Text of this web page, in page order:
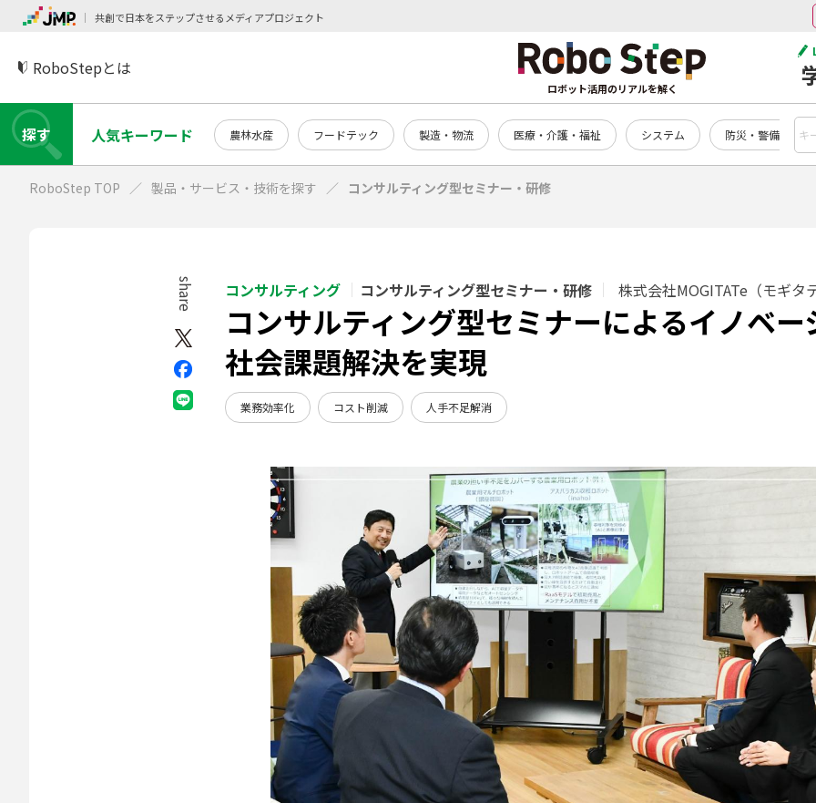
共創で日本をステップさせるメディアプロジェクト
ロボット活用のリアルを解く
RoboStepとは
探す 人気キーワード 農林水産 フードテック 製造・物流 医療・介護・福祉 システム 防災・警備
RoboStep TOP 製品・サービス・技術を探す コンサルティング型セミナー・研修
コンサルティング コンサルティング型セミナー・研修 株式会社MOGITATe（モギタ
コンサルティング型セミナーによるイノベ
社会課題解決を実現
業務効率化 コスト削減 人手不足解消
share